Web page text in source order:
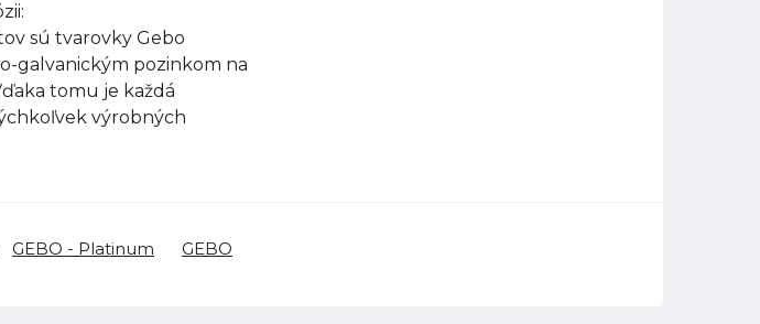
sú tvarovky Gebo
galvanickým pozinkom na
tomu je každá
výrobných
GEBO - Platinum GEBO